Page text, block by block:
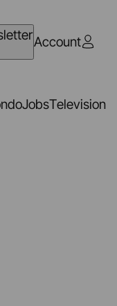
Account
JobsTelevision